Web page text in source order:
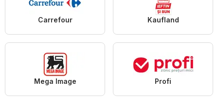
Carrefour Kaufland
Mega Image Profi